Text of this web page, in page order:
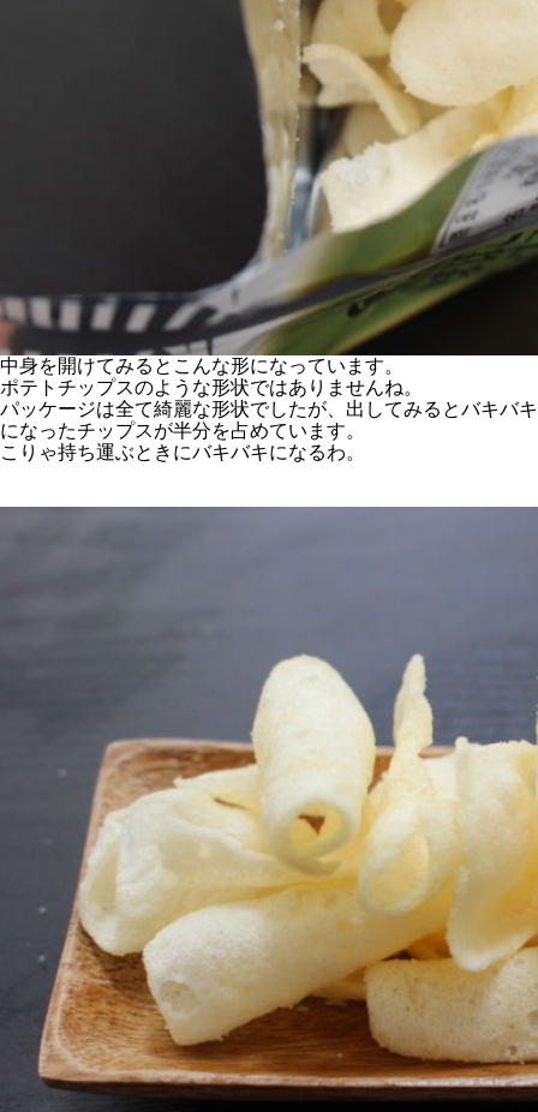
中身を開けてみるとこんな形になっています。
ポテトチップスのような形状ではありませんね。
パッケージは全て綺麗な形状でしたが、出してみるとバキバキ
になったチップスが半分を占めています。
こりゃ持ち運ぶときにバキバキになるわ。